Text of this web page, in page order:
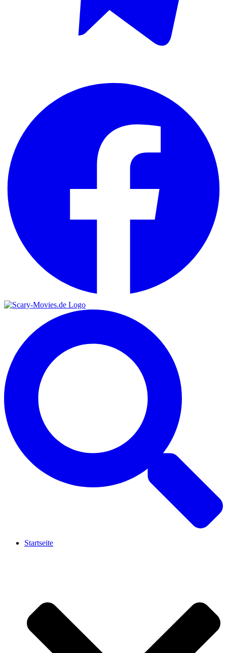
Startseite